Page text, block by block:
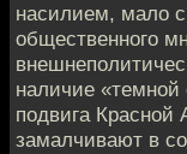
насилием, мало
общественного
наличие «темной
подвига Красной
замалчивают в